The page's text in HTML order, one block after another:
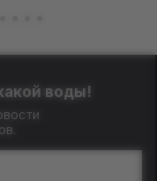
воды!